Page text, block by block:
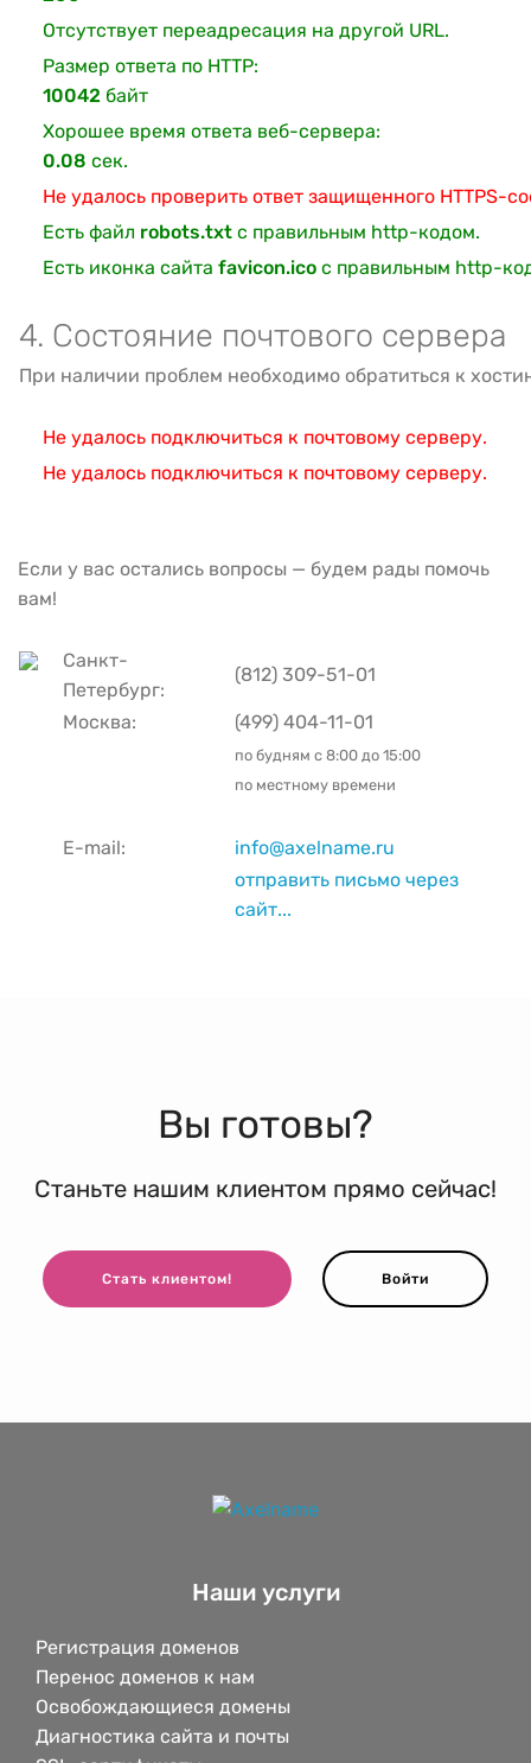
Отсутствует переадресация на другой URL.
Размер ответа по HTTP:
10042 байт
Хорошее время ответа веб-сервера:
0.08 сек.
Не удалось проверить ответ защищенного HTTPS-
Есть файл robots.txt с правильным http-кодом.
Есть иконка сайта favicon.ico с правильным http-
4. Состояние почтового сервера
При наличии проблем необходимо обратиться к
Не удалось подключиться к почтовому серверу.
Не удалось подключиться к почтовому серверу.
Если у вас остались вопросы — будем рады помочь
вам!
Санкт-
Петербург:
(812) 309-51-01
Москва: (499) 404-11-01
по будням с 8:00 до 15:00
по местному времени
E-mail:
info@axelname.ru
отправить письмо через
сайт...
Вы готовы?
Станьте нашим клиентом прямо сейчас!
Стать клиентом! Войти
Наши услуги
Регистрация доменов
Перенос доменов к нам
Освобождающиеся домены
Диагностика сайта и почты